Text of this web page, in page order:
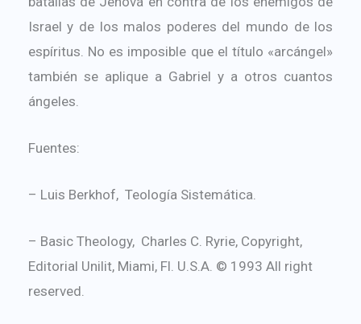
Israel y de los malos poderes del mundo de los
espíritus. No es imposible que el título «arcángel»
también se aplique a Gabriel y a otros cuantos
ángeles.
Fuentes:
– Luis Berkhof, Teología Sistemática.
– Basic Theology, Charles C. Ryrie, Copyright,
Editorial Unilit, Miami, Fl. U.S.A. © 1993 All right
reserved.